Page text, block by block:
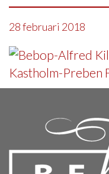
28 februari 2018